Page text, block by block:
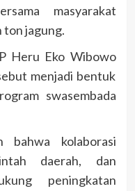
masyarakat
ton jagung.
Heru Eko Wibowo
menjadi bentuk
swasembada
bahwa kolaborasi
daerah, dan
peningkatan